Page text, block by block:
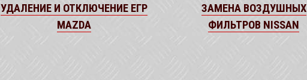
УДАЛЕНИЕ И ОТКЛЮЧЕНИЕ ЕГР
MAZDA
ЗАМЕНА ВОЗДУШНЫХ
ФИЛЬТРОВ NISSAN